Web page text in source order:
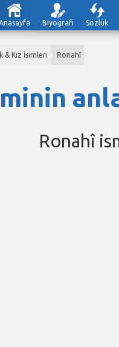
Biyografi Sözlük
& Kız İsimleri Ronahî
Ronahî